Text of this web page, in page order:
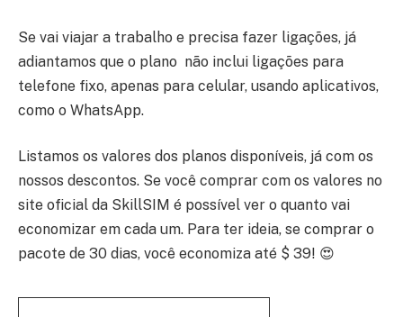
Se vai viajar a trabalho e precisa fazer ligações, já
adiantamos que o plano não inclui ligações para
telefone fixo, apenas para celular, usando aplicativos,
como o WhatsApp.
Listamos os valores dos planos disponíveis, já com os
nossos descontos. Se você comprar com os valores no
site oficial da SkillSIM é possível ver o quanto vai
economizar em cada um. Para ter ideia, se comprar o
pacote de 30 dias, você economiza até $ 39! 😍